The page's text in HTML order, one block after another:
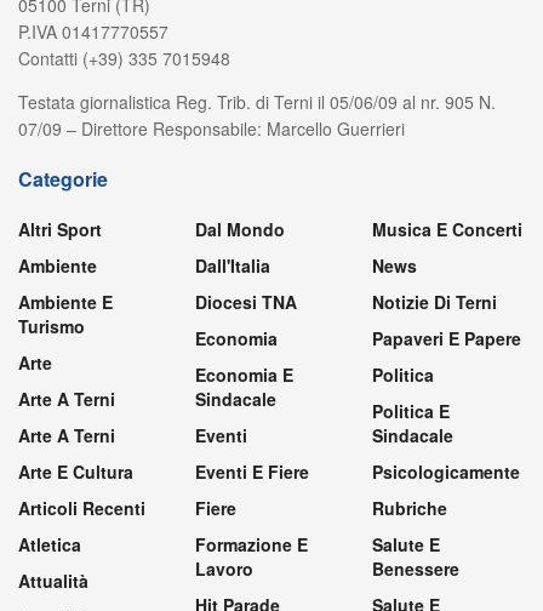
P.IVA 01417770557
Contatti (+39) 335 7015948
Testata giornalistica Reg. Trib. di Terni il 05/06/09 al nr. 905 N.
07/09 – Direttore Responsabile: Marcello Guerrieri
Categorie
Altri Sport
Ambiente
Ambiente E
Turismo
Arte
Arte A Terni
Arte A Terni
Arte E Cultura
Articoli Recenti
Atletica
Attualità
Dal Mondo
Dall'Italia
Diocesi TNA
Economia
Economia E
Sindacale
Eventi
Eventi E Fiere
Fiere
Formazione E
Lavoro
Hit Parade
Musica E Concerti
News
Notizie Di Terni
Papaveri E Papere
Politica
Politica E
Sindacale
Psicologicamente
Rubriche
Salute E
Benessere
Salute E